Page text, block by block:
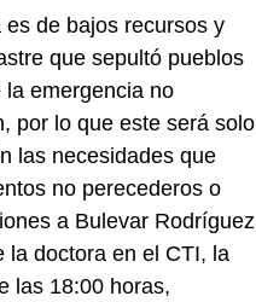
de bajos recursos y
que sepultó pueblos
emergencia no
por lo que este será solo
las necesidades que
no perecederos o
a Bulevar Rodríguez
la doctora en el CTI, la
las 18:00 horas,